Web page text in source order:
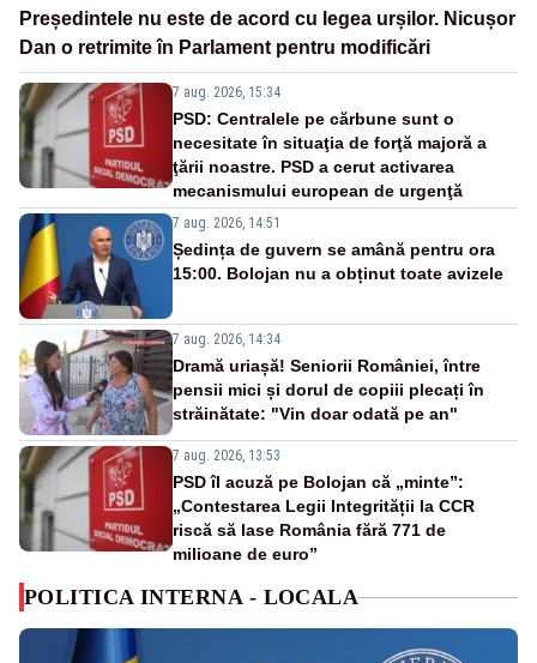
Președintele nu este de acord cu legea urșilor. Nicușor
Dan o retrimite în Parlament pentru modificări
7 aug. 2026, 15:34
PSD: Centralele pe cărbune sunt o
necesitate în situaţia de forţă majoră a
ţării noastre. PSD a cerut activarea
mecanismului european de urgenţă
7 aug. 2026, 14:51
Ședința de guvern se amână pentru ora
15:00. Bolojan nu a obținut toate avizele
7 aug. 2026, 14:34
Dramă uriașă! Seniorii României, între
pensii mici și dorul de copiii plecați în
străinătate: "Vin doar odată pe an"
7 aug. 2026, 13:53
PSD îl acuză pe Bolojan că „minte”:
„Contestarea Legii Integrității la CCR
riscă să lase România fără 771 de
milioane de euro”
POLITICA INTERNA - LOCALA